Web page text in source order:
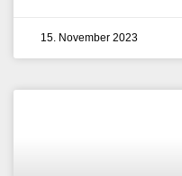
15. November 2023